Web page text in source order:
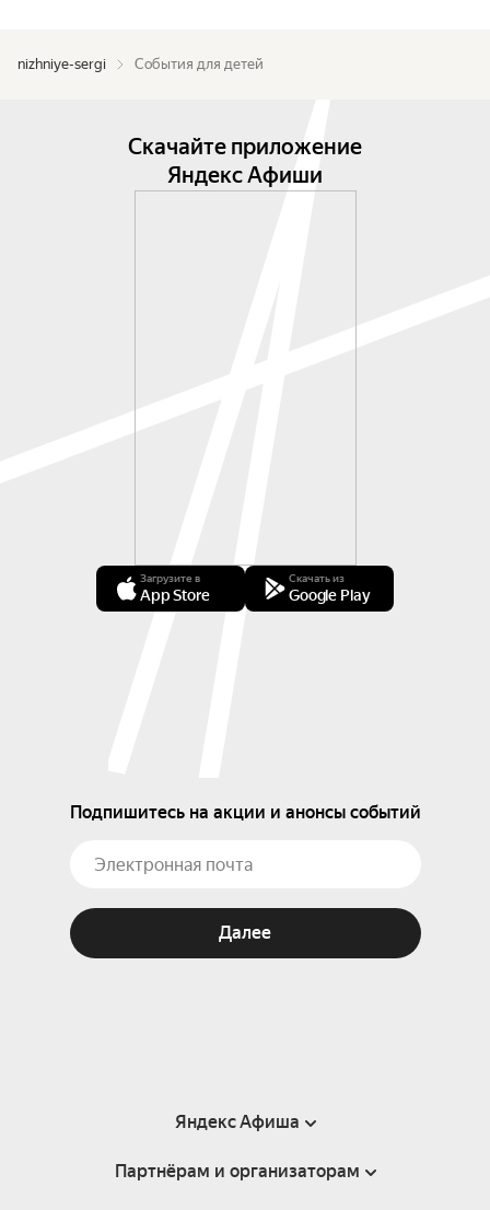
nizhniye-sergi События для детей
Скачайте приложение
Яндекс Афиши
Загрузите в
App Store
Скачать из
Google Play
Подпишитесь на акции и анонсы событий
Далее
Яндекс Афиша
Справка
Партнёрам и организаторам